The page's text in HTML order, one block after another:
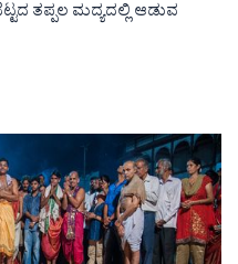
ತಪ್ಪಲ ಮದ್ಯದಲ್ಲಿ ಆಡುವ